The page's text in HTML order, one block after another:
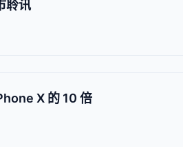
聆讯
X 的 10 倍